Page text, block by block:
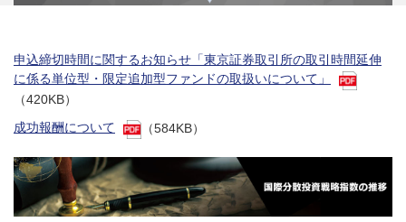
申込締切時間に関するお知らせ「東京証券取引所の取引時間延伸
に係る単位型・限定追加型ファンドの取扱いについて」
（420KB）
成功報酬について
（584KB）